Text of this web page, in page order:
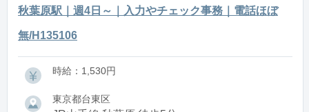
秋葉原駅｜週4日～｜入力やチェック事務｜電話ほぼ
無/H135106
時給：1,530円
東京都台東区